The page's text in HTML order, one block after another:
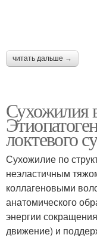
читать дальше →
Сухожилия
локтевого
Сухожилие по
неэластичным
коллагеновыми
анатомического
энергии
движение) и